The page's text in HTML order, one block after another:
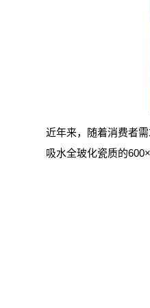
近年来，随着消费者
吸水全玻化瓷质的